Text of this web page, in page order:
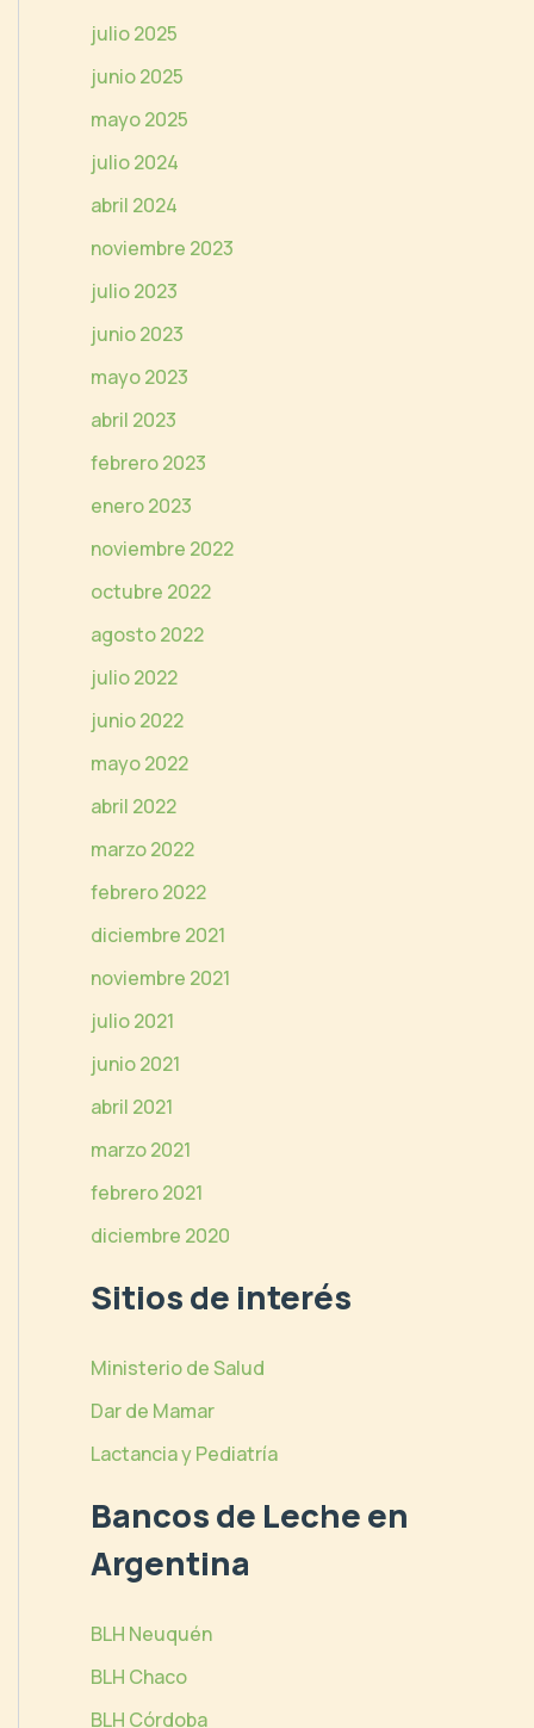
o
julio 2025
junio 2025
mayo 2025
julio 2024
abril 2024
noviembre 2023
julio 2023
junio 2023
mayo 2023
abril 2023
febrero 2023
enero 2023
noviembre 2022
octubre 2022
agosto 2022
julio 2022
junio 2022
mayo 2022
abril 2022
marzo 2022
febrero 2022
diciembre 2021
noviembre 2021
julio 2021
junio 2021
abril 2021
marzo 2021
febrero 2021
diciembre 2020
Sitios de interés
Ministerio de Salud
Dar de Mamar
Lactancia y Pediatría
Bancos de Leche en
Argentina
BLH Neuquén
BLH Chaco
BLH Córdoba